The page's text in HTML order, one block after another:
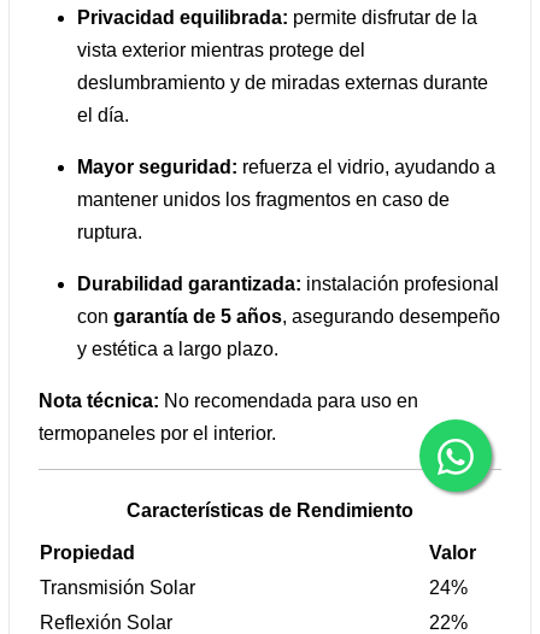
Privacidad equilibrada: permite disfrutar de la
vista exterior mientras protege del
deslumbramiento y de miradas externas durante
el día.
Mayor seguridad: refuerza el vidrio, ayudando a
mantener unidos los fragmentos en caso de
ruptura.
Durabilidad garantizada: instalación profesional
con garantía de 5 años, asegurando desempeño
y estética a largo plazo.
Nota técnica: No recomendada para uso en
termopaneles por el interior.
Características de Rendimiento
Propiedad
Valor
Transmisión Solar
24%
Reflexión Solar
22%